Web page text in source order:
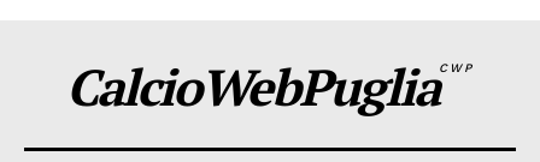
CalcioWebPugliaCWP